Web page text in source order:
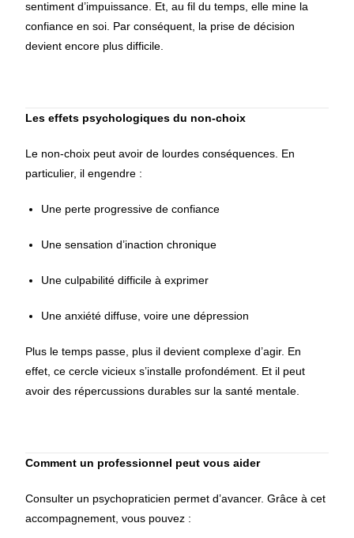
sentiment d’impuissance. Et, au fil du temps, elle mine la
confiance en soi. Par conséquent, la prise de décision
devient encore plus difficile.
Les effets psychologiques du non-choix
Le non-choix peut avoir de lourdes conséquences. En
particulier, il engendre :
Une perte progressive de confiance
Une sensation d’inaction chronique
Une culpabilité difficile à exprimer
Une anxiété diffuse, voire une dépression
Plus le temps passe, plus il devient complexe d’agir. En
effet, ce cercle vicieux s’installe profondément. Et il peut
avoir des répercussions durables sur la santé mentale.
Comment un professionnel peut vous aider
Consulter un psychopraticien permet d’avancer. Grâce à cet
accompagnement, vous pouvez :